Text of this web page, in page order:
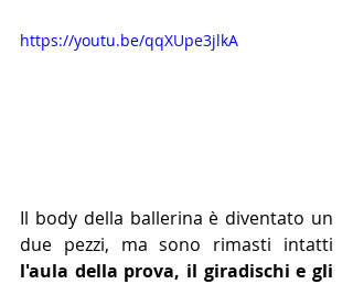
https://youtu.be/qqXUpe3jlkA
Il body della ballerina è diventato un
l'aula della prova, il giradischi e gli